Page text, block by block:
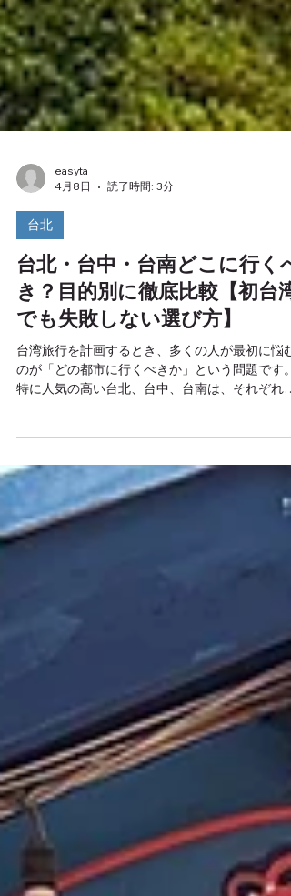
easyta
4月8日
読了時間: 3分
台北
台北・台中・台南どこに行くべ
き？目的別に徹底比較【初台湾
台湾旅行を計画するとき、多くの人が最初に悩む
特に人気の高い台北、台中、台南は、それぞれ魅
力がまったく違うため、選び方を間違えると「思
っていた旅行と違った」と感じてしまうこともあ
ります。 結論から言うと、初めての台湾であれば
グルメとローカル文化を満喫したいなら台南が向
は大きく変わります。 Image:臺北旅游網 まず台
は、台湾旅行の“王道”とも言える都市です。空港
らのアクセスが良く、地下鉄も整備されているた
め移動がとてもスムーズで、海外旅行に不慣れな
人でも安心して過ごせます。街の中には台北101
ようなランドマークから、ローカルな雰囲気を味
わえる夜市まで幅広く揃っており、短い滞在で
も“台湾らしさ”を効率よく体験できるのが魅力で
す。さらに少し足を伸ばせば、映画のような景色
で知られる九份にも行けるため、限られた日数で
満足度の高い旅行をしたい人には最適な選択だと
いえます。 Im